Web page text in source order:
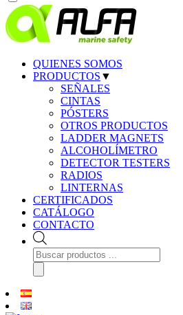
QUIENES SOMOS
PRODUCTOS ▼
SEÑALES
CINTAS
PÓSTERS
OTROS PRODUCTOS
LADDER MAGNETS
ALCOHOLÍMETRO
DETECTOR TESTERS
RADIOS
LINTERNAS
CERTIFICADOS
CATÁLOGO
CONTACTO
Búsqueda
de
productos